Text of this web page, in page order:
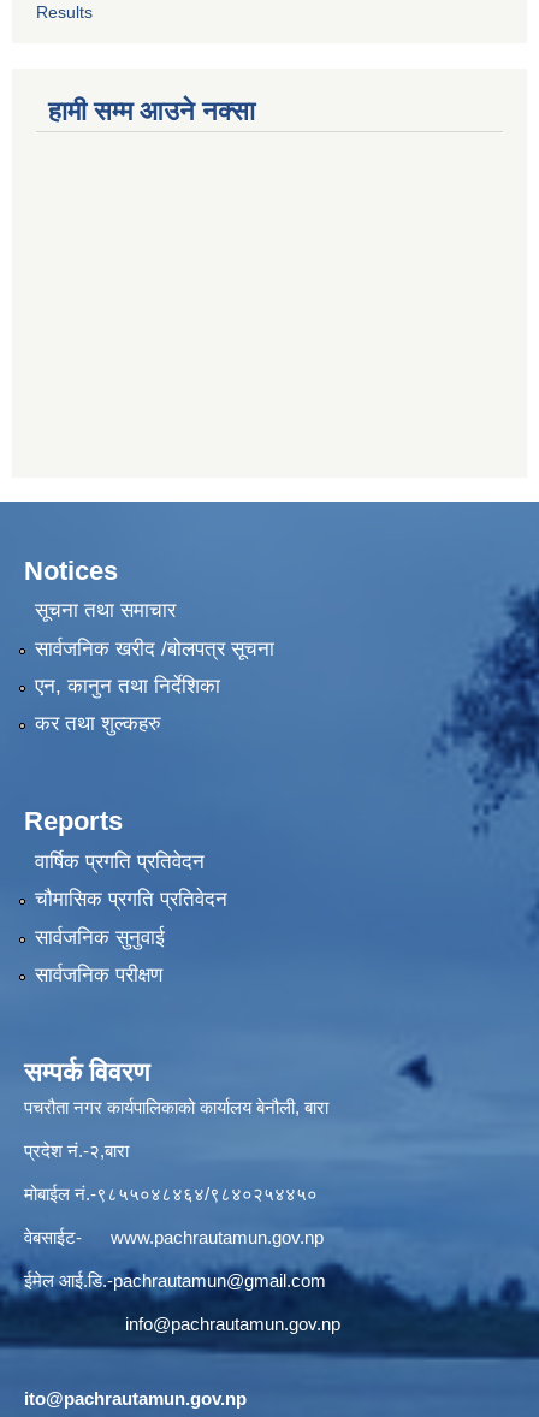
Results
हामी सम्म आउने नक्सा
Notices
सूचना तथा समाचार
सार्वजनिक खरीद /बोलपत्र सूचना
एन, कानुन तथा निर्देशिका
कर तथा शुल्कहरु
Reports
वार्षिक प्रगति प्रतिवेदन
चौमासिक प्रगति प्रतिवेदन
सार्वजनिक सुनुवाई
सार्वजनिक परीक्षण
सम्पर्क विवरण
पचरौता नगर कार्यपालिकाको कार्यालय बेनौली, बारा
प्रदेश नं.-२,बारा
मोबाईल नं.-९८५५०४८४६४/९८४०२५४४५०
वेबसाईट- www.pachrautamun.gov.np
ईमेल आई.डि.-pachrautamun@gmail.com
info@pachrautamun.gov.np
ito@pachrautamun.gov.np